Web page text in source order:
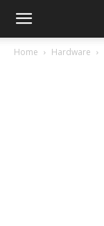
Home Hardware